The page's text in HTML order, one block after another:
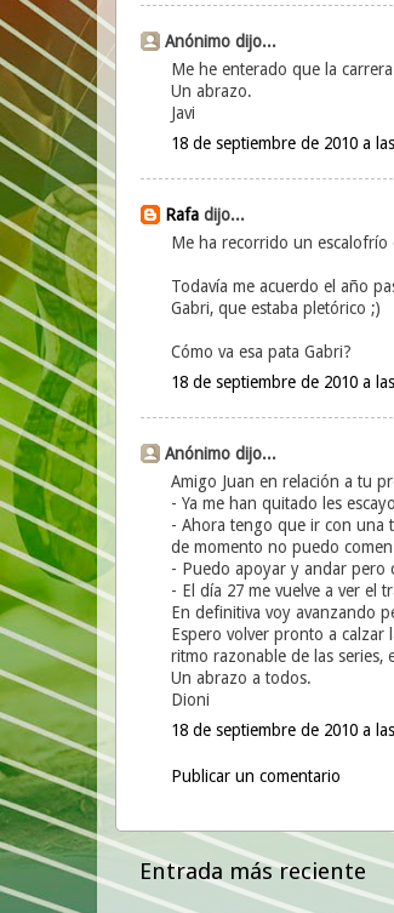
Anónimo dijo...
Me he enterado que la
Un abrazo.
Javi
18 de septiembre de 2010 a
Rafadijo...
Me ha recorrido un escalofrío
Todavía me acuerdo el año
Gabri, que estaba pletórico ;)
Cómo va esa pata Gabri?
18 de septiembre de 2010 a
Anónimo dijo...
Amigo Juan en relación a tu
- Ya me han quitado les
- Ahora tengo que ir con una
de momento no puedo
- Puedo apoyar y andar pero
- El día 27 me vuelve a ver el
En definitiva voy avanzando
Espero volver pronto a calzar
ritmo razonable de las series,
Un abrazo a todos.
Dioni
18 de septiembre de 2010 a
Publicar un comentario
Entrada más reciente